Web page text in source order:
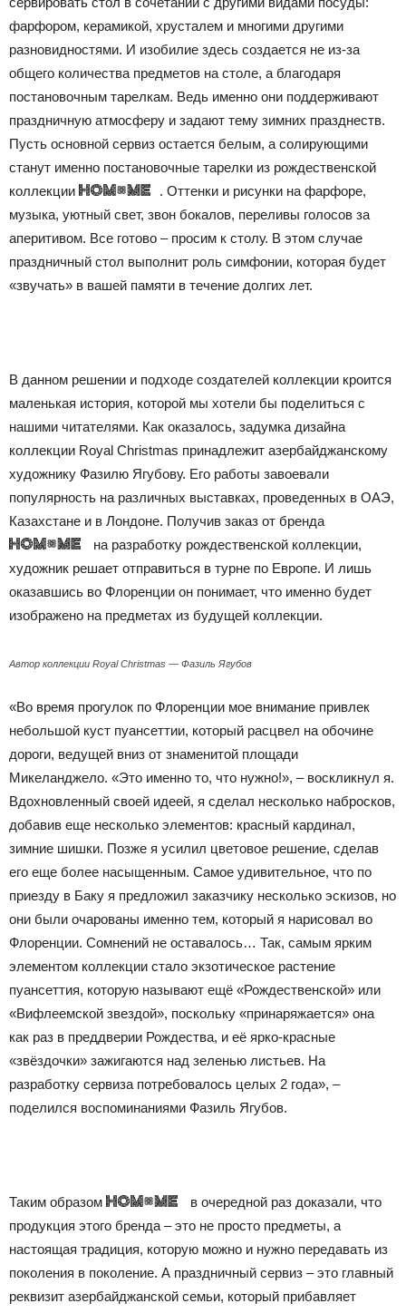
фарфором, керамикой, хрусталем и многими другими
разновидностями. И изобилие здесь создается не из-за
общего количества предметов на столе, а благодаря
постановочным тарелкам. Bедь именно они поддерживают
праздничную атмосферу и задают тему зимних празднеств.
Пусть основной сервиз остается белым, а солирующими
станут именно постановочные тарелки из рождественской
коллекции
. Оттенки и рисунки на фарфоре,
музыка, уютный свет, звон бокалов, переливы голосов за
аперитивом. Все готово – просим к столу. В этом случае
праздничный стол выполнит роль симфонии, которая будет
«звучать» в вашей памяти в течение долгих лет.
В данном решении и подходе создателей коллекции кроится
маленькая история, которой мы хотели бы поделиться с
нашими читателями. Как оказалось, задумка дизайна
коллекции Royal Christmas принадлежит азербайджанскому
художнику Фазилю Ягубову. Его работы завоевали
популярность на различных выставках, проведенных в ОАЭ,
Казахстане и в Лондоне. Получив заказ от бренда
на разработку рождественской коллекции,
художник решает отправиться в турне по Европе. И лишь
оказавшись во Флоренции он понимает, что именно будет
изображено на предметах из будущей коллекции.
Автор коллекции Royal Christmas — Фазиль Ягубов
«Во время прогулок по Флоренции мое внимание привлек
небольшой куст пуансеттии, который расцвел на обочине
дороги, ведущей вниз от знаменитой площади
Микеланджело. «Это именно то, что нужно!», – воскликнул я.
Вдохновленный своей идеей, я сделал несколько набросков,
добавив еще несколько элементов: красный кардинал,
зимние шишки. Позже я усилил цветовое решение, сделав
его еще более насыщенным. Самое удивительное, что по
приезду в Баку я предложил заказчику несколько эскизов, но
они были очарованы именно тем, который я нарисовал во
Флоренции. Сомнений не оставалось… Так, самым ярким
элементом коллекции стало экзотическое растение
пуансеттия, которую называют ещё «Рождественской» или
«Вифлеемской звездой», поскольку «принаряжается» она
как раз в преддверии Рождества, и её ярко-красные
«звёздочки» зажигаются над зеленью листьев. На
разработку сервиза потребовалось целых 2 года», –
поделился воспоминаниями Фазиль Ягубов.
Таким образом
в очередной раз доказали, что
продукция этого бренда – это не просто предметы, а
настоящая традиция, которую можно и нужно передавать из
поколения в поколение. А праздничный сервиз – это главный
реквизит азербайджанской семьи, который прибавляет